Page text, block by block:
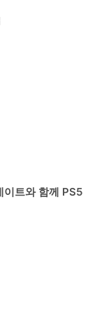
이트와 함께 PS5